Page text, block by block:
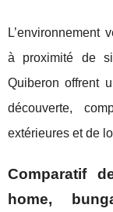
L’environnement
à proximité de
Quiberon offrent
découverte,
extérieures et de
Comparatif
home,